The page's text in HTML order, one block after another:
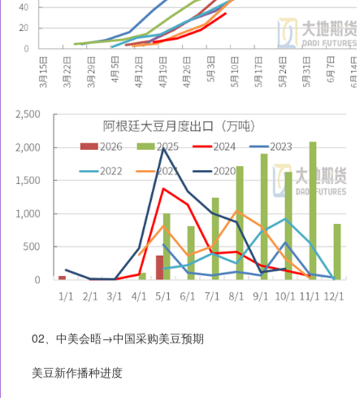
02、中美会晤→中国采购美豆预期
美豆新作播种进度